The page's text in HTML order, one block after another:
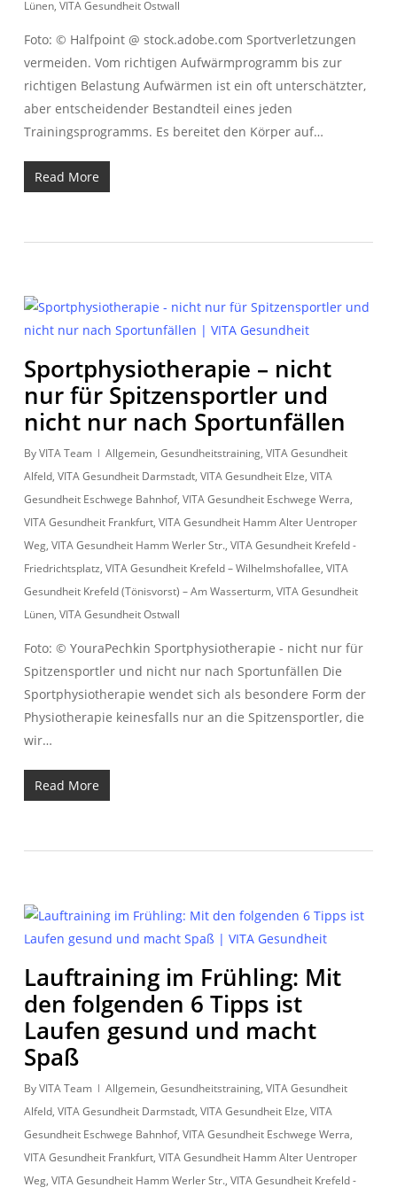
Lünen, VITA Gesundheit Ostwall
Foto: © Halfpoint @ stock.adobe.com Sportverletzungen
vermeiden. Vom richtigen Aufwärmprogramm bis zur
richtigen Belastung Aufwärmen ist ein oft unterschätzter,
aber entscheidender Bestandteil eines jeden
Trainingsprogramms. Es bereitet den Körper auf…
Read More
Sportphysiotherapie – nicht
nur für Spitzensportler und
nicht nur nach Sportunfällen
ByVITA Team Allgemein, Gesundheitstraining, VITA Gesundheit
Alfeld, VITA Gesundheit Darmstadt, VITA Gesundheit Elze, VITA
Gesundheit Eschwege Bahnhof, VITA Gesundheit Eschwege Werra,
VITA Gesundheit Frankfurt, VITA Gesundheit Hamm Alter Uentroper
Weg, VITA Gesundheit Hamm Werler Str., VITA Gesundheit Krefeld -
Friedrichtsplatz, VITA Gesundheit Krefeld – Wilhelmshofallee, VITA
Gesundheit Krefeld (Tönisvorst) – Am Wasserturm, VITA Gesundheit
Lünen, VITA Gesundheit Ostwall
Foto: © YouraPechkin Sportphysiotherapie - nicht nur für
Spitzensportler und nicht nur nach Sportunfällen Die
Sportphysiotherapie wendet sich als besondere Form der
Physiotherapie keinesfalls nur an die Spitzensportler, die
wir…
Read More
Lauftraining im Frühling: Mit
den folgenden 6 Tipps ist
Laufen gesund und macht
Spaß
ByVITA Team Allgemein, Gesundheitstraining, VITA Gesundheit
Alfeld, VITA Gesundheit Darmstadt, VITA Gesundheit Elze, VITA
Gesundheit Eschwege Bahnhof, VITA Gesundheit Eschwege Werra,
VITA Gesundheit Frankfurt, VITA Gesundheit Hamm Alter Uentroper
Weg, VITA Gesundheit Hamm Werler Str., VITA Gesundheit Krefeld -